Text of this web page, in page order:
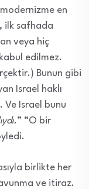
en
ilk safhada
veya hiç
edilmez.
Bunun gibi
Israel haklı
Ve Israel bunu
” “O bir
birlikte her
ve itiraz.